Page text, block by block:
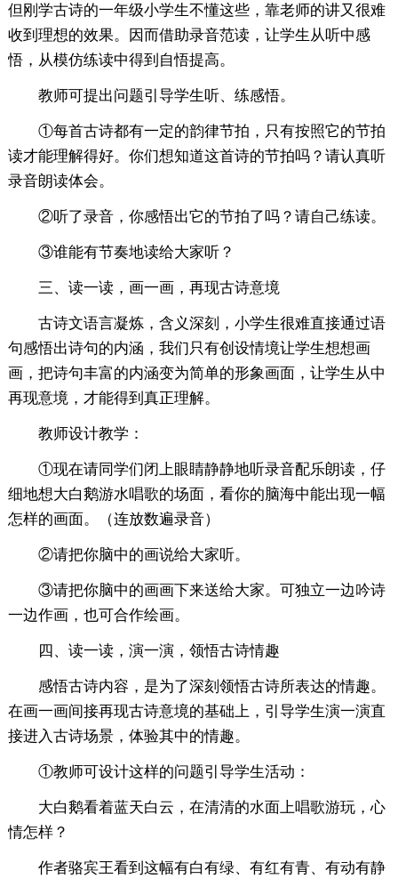
但刚学古诗的一年级小学生不懂这些，靠老师的讲又很难
收到理想的效果。因而借助录音范读，让学生从听中感
悟，从模仿练读中得到自悟提高。
教师可提出问题引导学生听、练感悟。
①每首古诗都有一定的韵律节拍，只有按照它的节拍
读才能理解得好。你们想知道这首诗的节拍吗？请认真听
录音朗读体会。
②听了录音，你感悟出它的节拍了吗？请自己练读。
③谁能有节奏地读给大家听？
三、读一读，画一画，再现古诗意境
古诗文语言凝炼，含义深刻，小学生很难直接通过语
句感悟出诗句的内涵，我们只有创设情境让学生想想画
画，把诗句丰富的内涵变为简单的形象画面，让学生从中
再现意境，才能得到真正理解。
教师设计教学：
①现在请同学们闭上眼睛静静地听录音配乐朗读，仔
细地想大白鹅游水唱歌的场面，看你的脑海中能出现一幅
怎样的画面。（连放数遍录音）
②请把你脑中的画说给大家听。
③请把你脑中的画画下来送给大家。可独立一边吟诗
一边作画，也可合作绘画。
四、读一读，演一演，领悟古诗情趣
感悟古诗内容，是为了深刻领悟古诗所表达的情趣。
在画一画间接再现古诗意境的基础上，引导学生演一演直
接进入古诗场景，体验其中的情趣。
①教师可设计这样的问题引导学生活动：
大白鹅看着蓝天白云，在清清的水面上唱歌游玩，心
情怎样？
作者骆宾王看到这幅有白有绿、有红有青、有动有静